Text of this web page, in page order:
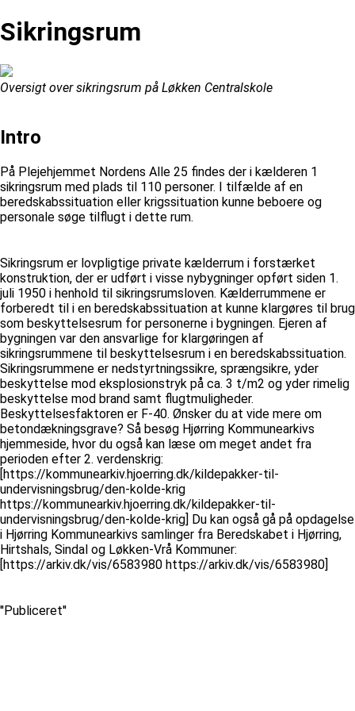
Sikringsrum
Oversigt over sikringsrum på Løkken Centralskole
Intro
På Plejehjemmet Nordens Alle 25 findes der i kælderen 1
sikringsrum med plads til 110 personer. I tilfælde af en
beredskabssituation eller krigssituation kunne beboere og
personale søge tilflugt i dette rum.
Sikringsrum er lovpligtige private kælderrum i forstærket
konstruktion, der er udført i visse nybygninger opført siden 1.
juli 1950 i henhold til sikringsrumsloven. Kælderrummene er
forberedt til i en beredskabssituation at kunne klargøres til brug
som beskyttelsesrum for personerne i bygningen. Ejeren af
bygningen var den ansvarlige for klargøringen af
sikringsrummene til beskyttelsesrum i en beredskabssituation.
Sikringsrummene er nedstyrtningssikre, sprængsikre, yder
beskyttelse mod eksplosionstryk på ca. 3 t/m2 og yder rimelig
beskyttelse mod brand samt flugtmuligheder.
Beskyttelsesfaktoren er F-40. Ønsker du at vide mere om
betondækningsgrave? Så besøg Hjørring Kommunearkivs
hjemmeside, hvor du også kan læse om meget andet fra
perioden efter 2. verdenskrig:
[https://kommunearkiv.hjoerring.dk/kildepakker-til-
undervisningsbrug/den-kolde-krig
https://kommunearkiv.hjoerring.dk/kildepakker-til-
undervisningsbrug/den-kolde-krig] Du kan også gå på opdagelse
i Hjørring Kommunearkivs samlinger fra Beredskabet i Hjørring,
Hirtshals, Sindal og Løkken-Vrå Kommuner:
[https://arkiv.dk/vis/6583980 https://arkiv.dk/vis/6583980]
''Publiceret''